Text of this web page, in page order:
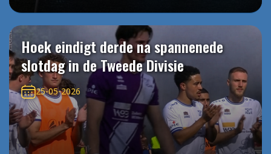
Hoek eindigt derde na spannenede
slotdag in de Tweede Divisie
25-05-2026